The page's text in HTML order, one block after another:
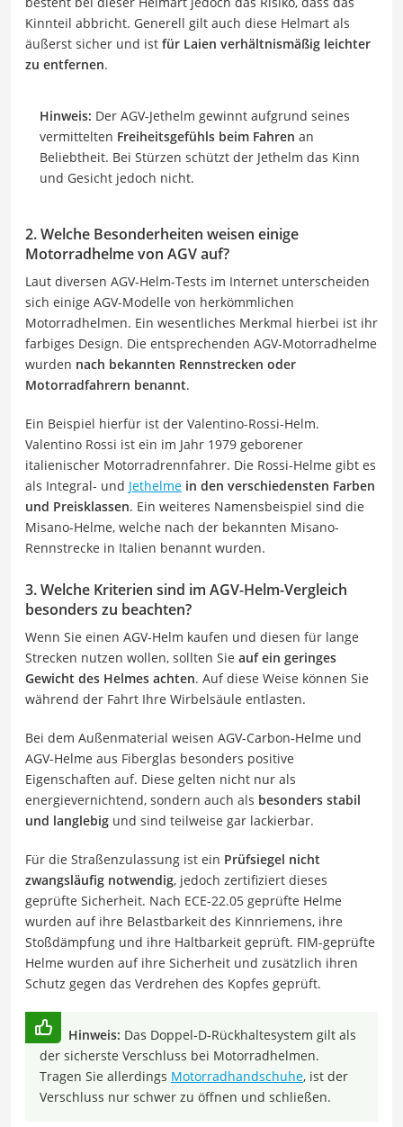
Kinnteil abbricht. Generell gilt auch diese Helmart als
äußerst sicher und ist für Laien verhältnismäßig leichter
zu entfernen.
Hinweis: Der AGV-Jethelm gewinnt aufgrund seines
vermittelten Freiheitsgefühls beim Fahren an
Beliebtheit. Bei Stürzen schützt der Jethelm das Kinn
und Gesicht jedoch nicht.
2. Welche Besonderheiten weisen einige
Motorradhelme von AGV auf?
Laut diversen AGV-Helm-Tests im Internet unterscheiden
sich einige AGV-Modelle von herkömmlichen
Motorradhelmen. Ein wesentliches Merkmal hierbei ist ihr
farbiges Design. Die entsprechenden AGV-Motorradhelme
wurden nach bekannten Rennstrecken oder
Motorradfahrern benannt.
Ein Beispiel hierfür ist der Valentino-Rossi-Helm.
Valentino Rossi ist ein im Jahr 1979 geborener
italienischer Motorradrennfahrer. Die Rossi-Helme gibt es
als Integral- und Jethelme in den verschiedensten Farben
und Preisklassen. Ein weiteres Namensbeispiel sind die
Misano-Helme, welche nach der bekannten Misano-
Rennstrecke in Italien benannt wurden.
3. Welche Kriterien sind im AGV-Helm-Vergleich
besonders zu beachten?
Wenn Sie einen AGV-Helm kaufen und diesen für lange
Strecken nutzen wollen, sollten Sie auf ein geringes
Gewicht des Helmes achten. Auf diese Weise können Sie
während der Fahrt Ihre Wirbelsäule entlasten.
Bei dem Außenmaterial weisen AGV-Carbon-Helme und
AGV-Helme aus Fiberglas besonders positive
Eigenschaften auf. Diese gelten nicht nur als
energievernichtend, sondern auch als besonders stabil
und langlebig und sind teilweise gar lackierbar.
Für die Straßenzulassung ist ein Prüfsiegel nicht
zwangsläufig notwendig, jedoch zertifiziert dieses
geprüfte Sicherheit. Nach ECE-22.05 geprüfte Helme
wurden auf ihre Belastbarkeit des Kinnriemens, ihre
Stoßdämpfung und ihre Haltbarkeit geprüft. FIM-geprüfte
Helme wurden auf ihre Sicherheit und zusätzlich ihren
Schutz gegen das Verdrehen des Kopfes geprüft.
Hinweis: Das Doppel-D-Rückhaltesystem gilt als
der sicherste Verschluss bei Motorradhelmen.
Tragen Sie allerdings Motorradhandschuhe, ist der
Verschluss nur schwer zu öffnen und schließen.